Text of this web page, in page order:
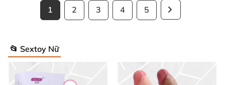
1 2 3 4 5
📂 Sextoy Nữ